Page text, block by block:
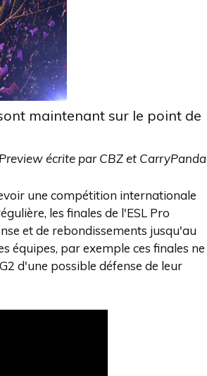
maintenant sur le point de
Preview écrite par CBZ et CarryPanda
une compétition internationale
les finales de l'ESL Pro
et de rebondissements jusqu'au
équipes, par exemple ces finales ne
d'une possible défense de leur